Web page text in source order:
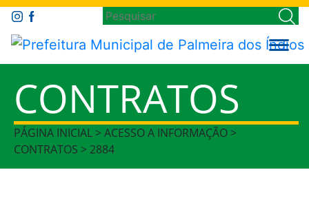
CONTRATOS
PÁGINA INICIAL > ACESSO A INFORMAÇÃO >
CONTRATOS > 2884